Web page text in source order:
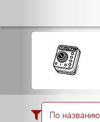
По названию